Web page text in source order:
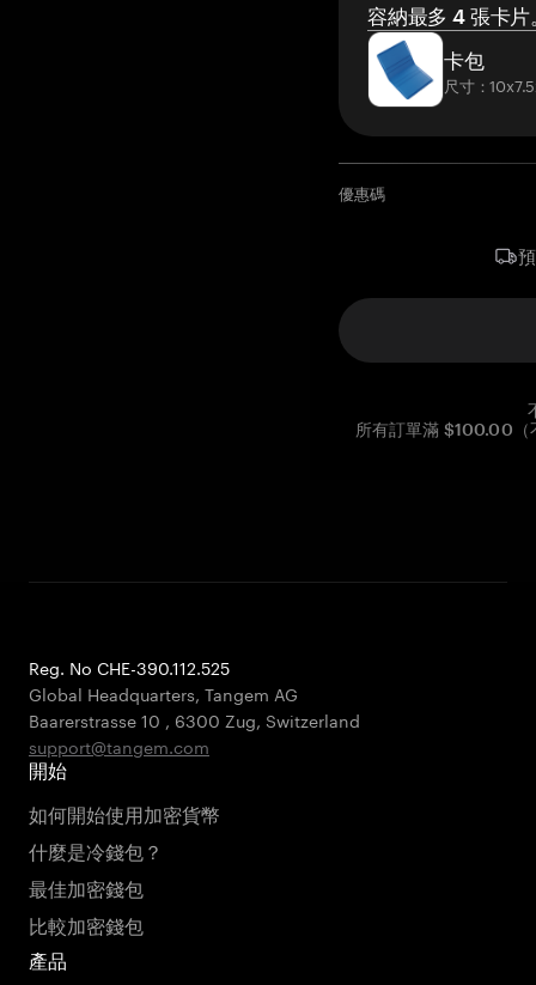
容納最多 4 張卡片
卡包
尺寸：
優惠碼
所有訂單滿 $100.00（
Reg. No CHE-390.112.525
Global Headquarters, Tangem AG
Baarerstrasse 10 , 6300 Zug, Switzerland
support@tangem.com
開始
如何開始使用加密貨幣
什麼是冷錢包？
最佳加密錢包
比較加密錢包
產品